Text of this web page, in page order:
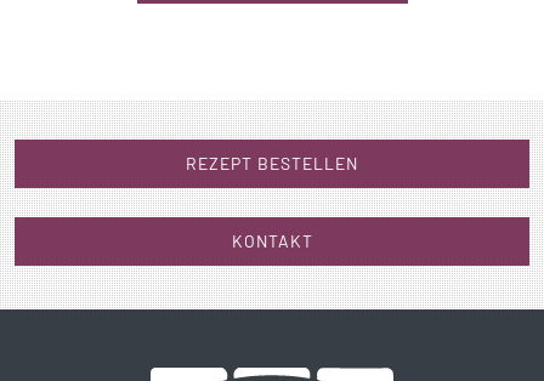
REZEPT BESTELLEN
KONTAKT